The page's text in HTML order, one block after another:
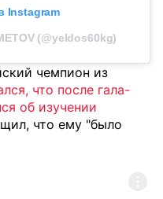
Instagram
(@yeldos60kg)
чемпион из
что после гала-
об изучении
что ему "было